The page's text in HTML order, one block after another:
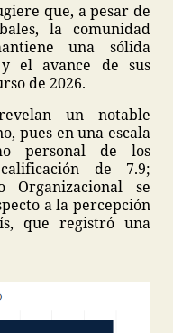
que, a pesar de
la comunidad
una sólida
el avance de sus
de 2026.
un notable
pues en una escala
personal de los
de 7.9;
se
a la percepción
que registró una